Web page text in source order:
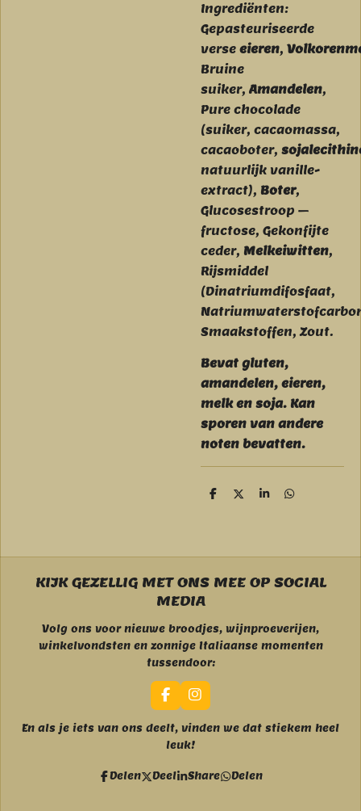
Ingrediënten:
Gepasteuriseerde
verse eieren,
Bruine
suiker, Amandelen,
Pure chocolade
(suiker, cacaomassa,
cacaoboter,
natuurlijk vanille-
extract), Boter,
Glucosestroop –
fructose, Gekonfijte
ceder, Melkeiwitten,
Rijsmiddel
(Dinatriumdifosfaat,
Smaakstoffen, Zout.
Bevat gluten,
amandelen, eieren,
melk en soja. Kan
sporen van andere
noten bevatten.
D
D
S
D
KIJK GEZELLIG MET ONS MEE OP SOCIAL
MEDIA
Volg ons voor nieuwe broodjes, wijnproeverijen,
winkelvondsten en zonnige Italiaanse momenten
tussendoor:
F
a
c
e
b
o
I
n
s
t
a
r
En als je iets van ons deelt, vinden we dat stiekem heel
leuk!
Delen Deel Share Delen